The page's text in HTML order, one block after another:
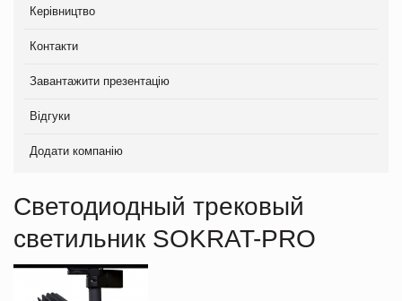
Керівництво
Контакти
Завантажити презентацію
Відгуки
Додати компанію
Светодиодный трековый
светильник SOKRAT-PRO